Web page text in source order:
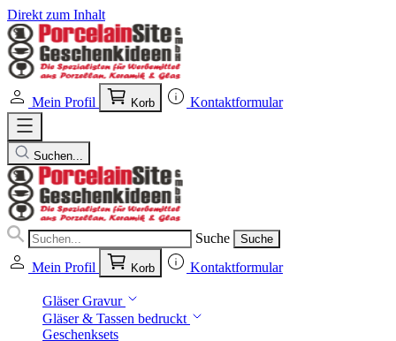
Direkt zum Inhalt
Mein Profil Korb Kontaktformular
Suchen...
Suche Suche
Mein Profil Korb Kontaktformular
Gläser Gravur
Gläser & Tassen bedruckt
Geschenksets